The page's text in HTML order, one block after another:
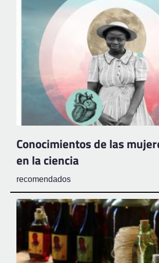
Conocimientos de las
en la ciencia
recomendados